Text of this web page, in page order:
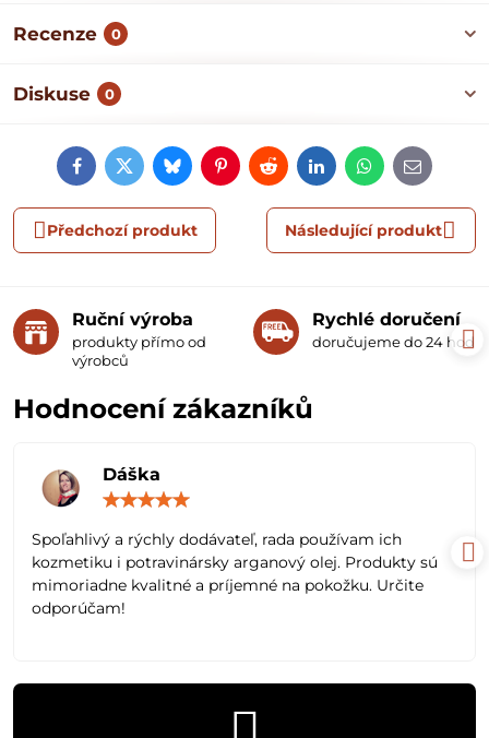
Recenze 0
Diskuse 0
FacebookTwitterBlueskyPinterestRedditLinkedInWhatsApp
E-
mail
Předchozí produkt Následující produkt
Ruční výroba
produkty přímo od
výrobců
Rychlé doručení
doručujeme do 24 hodin
Hodnocení zákazníků
Dáška
5
Spoľahlivý a rýchly dodávateľ, rada používam ich
kozmetiku i potravinársky arganový olej. Produkty sú
mimoriadne kvalitné a príjemné na pokožku. Určite
odporúčam!